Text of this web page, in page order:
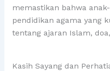
memastikan bahwa
pendidikan agama yang
tentang ajaran Islam,
Kasih Sayang dan